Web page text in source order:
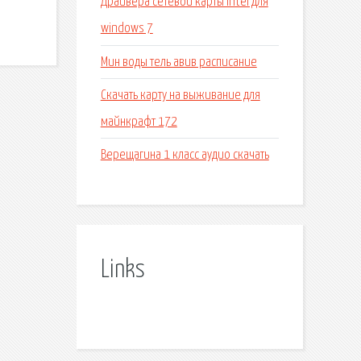
windows 7
Мин воды тель авив расписание
Скачать карту на выживание для
майнкрафт 172
Верещагина 1 класс аудио скачать
Links